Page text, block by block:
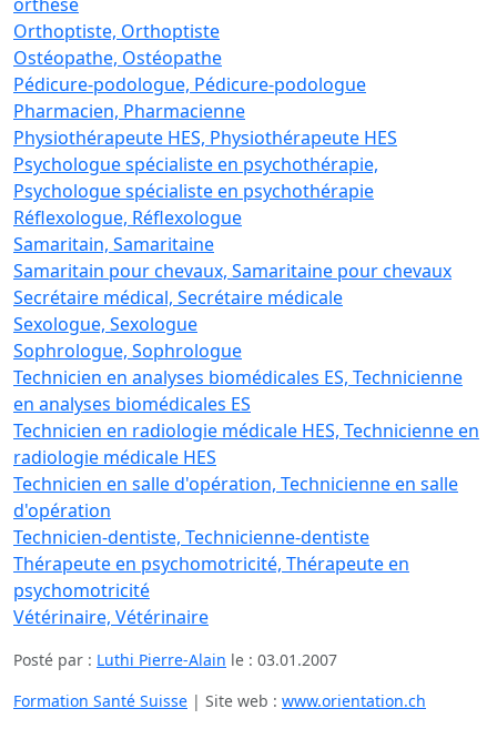
Orthoptiste, Orthoptiste
Ostéopathe, Ostéopathe
Pédicure-podologue, Pédicure-podologue
Pharmacien, Pharmacienne
Physiothérapeute HES, Physiothérapeute HES
Psychologue spécialiste en psychothérapie,
Psychologue spécialiste en psychothérapie
Réflexologue, Réflexologue
Samaritain, Samaritaine
Samaritain pour chevaux, Samaritaine pour chevaux
Secrétaire médical, Secrétaire médicale
Sexologue, Sexologue
Sophrologue, Sophrologue
Technicien en analyses biomédicales ES, Technicienne
en analyses biomédicales ES
Technicien en radiologie médicale HES, Technicienne en
radiologie médicale HES
Technicien en salle d'opération, Technicienne en salle
d'opération
Technicien-dentiste, Technicienne-dentiste
Thérapeute en psychomotricité, Thérapeute en
psychomotricité
Vétérinaire, Vétérinaire
Posté par : Luthi Pierre-Alain le : 03.01.2007
Formation Santé Suisse | Site web : www.orientation.ch